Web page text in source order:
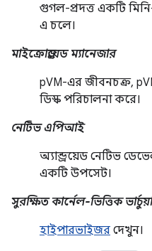
গুগল-প্রদত্ত একটি
এ চলে।
মাইক্রোড্রয়েড ম্যানেজার
pVM-এর জীবনচক্র,
ডিস্ক পরিচালনা করে।
নেটিভ এপিআই
অ্যান্ড্রয়েড নেটিভ
একটি উপসেট।
সুরক্ষিত কার্নেল-ভিত্তিক
হাইপারভাইজর দেখুন।